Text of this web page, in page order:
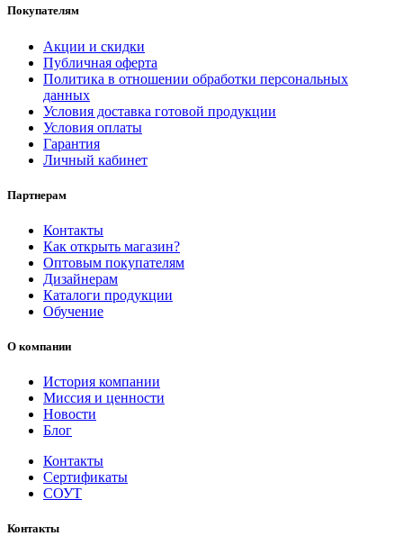
Покупателям
Акции и скидки
Публичная оферта
Политика в отношении обработки персональных
данных
Условия доставка готовой продукции
Условия оплаты
Гарантия
Личный кабинет
Партнерам
Контакты
Как открыть магазин?
Оптовым покупателям
Дизайнерам
Каталоги продукции
Обучение
О компании
История компании
Миссия и ценности
Новости
Блог
Контакты
Сертификаты
СОУТ
Контакты